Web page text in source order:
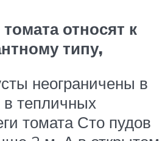
относят к
типу,
неограничены в
в тепличных
томата Сто пудов